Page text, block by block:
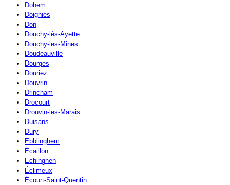
Dohem
Doignies
Don
Douchy-lès-Ayette
Douchy-les-Mines
Doudeauville
Dourges
Douriez
Douvrin
Drincham
Drocourt
Drouvin-les-Marais
Duisans
Dury
Ebblinghem
Écaillon
Echinghen
Éclimeux
Écourt-Saint-Quentin